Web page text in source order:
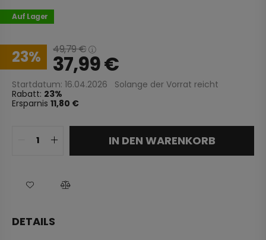
Auf Lager
23 49,79€
37,99€
Startdatum: 16.04.2026
Solange der Vorrat reicht
Rabatt: 23
Ersparnis 11,80 €
IN DEN WARENKORB
DETAILS